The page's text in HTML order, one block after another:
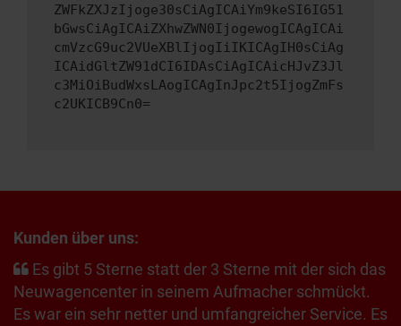
ZWFkZXJzIjoge30sCiAgICAiYm9keSI6IG51
bGwsCiAgICAiZXhwZWN0IjogewogICAgICAi
cmVzcG9uc2VUeXBlIjogIiIKICAgIH0sCiAg
ICAidGltZW91dCI6IDAsCiAgICAicHJvZ3Jl
c3MiOiBudWxsLAogICAgInJpc2t5IjogZmFs
c2UKICB9Cn0=
Kunden über uns:
Es gibt 5 Sterne statt der 3 Sterne mit der sich das
Neuwagencenter in seinem Aufmacher schmückt.
Es war ein sehr netter und umfangreicher Service. Es